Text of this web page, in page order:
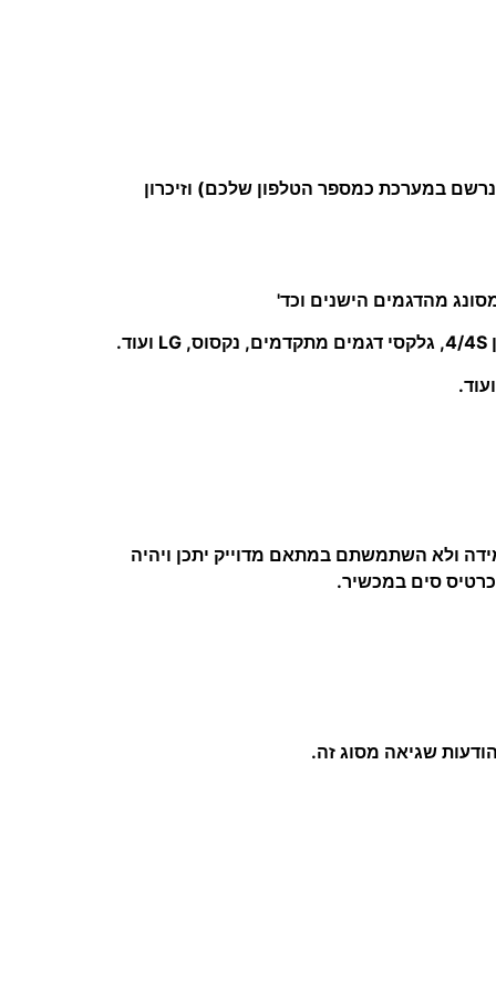
במערכת כמספר הטלפון שלכם) וזיכרון
ולא השתמשתם במתאם מדוייק יתכן ויהיה
סים במכשיר.